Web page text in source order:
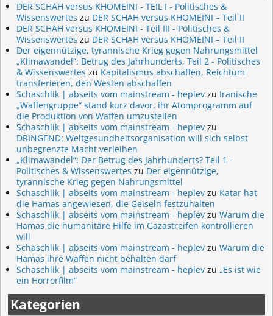
DER SCHAH versus KHOMEINI - TEIL I - Politisches &
Wissenswertes zu DER SCHAH versus KHOMEINI – Teil II
DER SCHAH versus KHOMEINI - Teil III - Politisches &
Wissenswertes zu DER SCHAH versus KHOMEINI – Teil II
Der eigennützige, tyrannische Krieg gegen Nahrungsmittel
„Klimawandel“: Betrug des Jahrhunderts, Teil 2 - Politisches
& Wissenswertes zu Kapitalismus abschaffen, Reichtum
transferieren, den Westen abschaffen
Schaschlik | abseits vom mainstream - heplev zu Iranische
„Waffengruppe“ stand kurz davor, ihr Atomprogramm auf
die Produktion von Waffen umzustellen
Schaschlik | abseits vom mainstream - heplev zu
DRINGEND: Weltgesundheitsorganisation will sich selbst
unbegrenzte Macht verleihen
„Klimawandel“: Der Betrug des Jahrhunderts? Teil 1 -
Politisches & Wissenswertes zu Der eigennützige,
tyrannische Krieg gegen Nahrungsmittel
Schaschlik | abseits vom mainstream - heplev zu Katar hat
die Hamas angewiesen, die Geiseln festzuhalten
Schaschlik | abseits vom mainstream - heplev zu Warum die
Hamas die humanitäre Hilfe im Gazastreifen kontrollieren
will
Schaschlik | abseits vom mainstream - heplev zu Warum die
Hamas ihre Waffen nicht behalten darf
Schaschlik | abseits vom mainstream - heplev zu „Es ist wie
ein Horrorfilm“
Kategorien